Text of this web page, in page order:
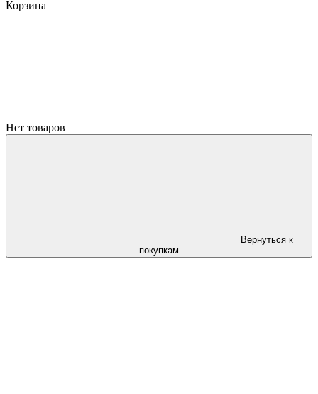
Корзина
Нет товаров
Вернуться к
покупкам